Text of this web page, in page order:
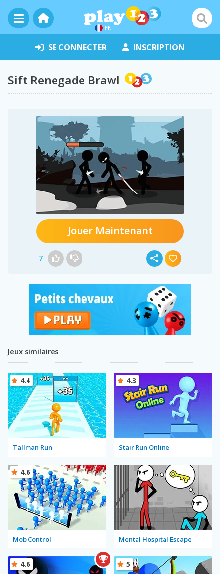
FR
SE CONNECTER INSCRIPTION
Sift Renegade Brawl
Jouer Maintenant
7
Jeux similaires
Tallman Run
4.4
Stair Run Online
4.3
Mob Control
4.6
Mental Hospital Escape
4.6 5